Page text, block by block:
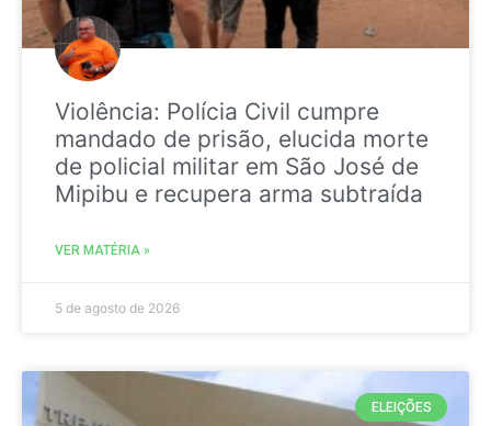
Violência: Polícia Civil cumpre
mandado de prisão, elucida morte
de policial militar em São José de
Mipibu e recupera arma subtraída
VER MATÉRIA »
5 de agosto de 2026
ELEIÇÕES